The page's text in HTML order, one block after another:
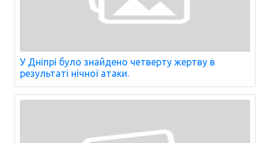
У Дніпрі було знайдено четверту жертву в
результаті нічної атаки.